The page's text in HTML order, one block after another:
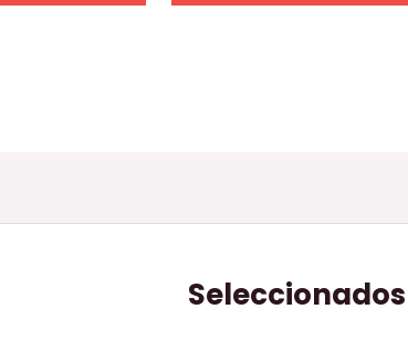
Seleccionados